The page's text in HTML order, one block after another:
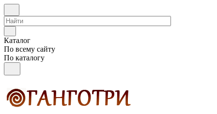
Каталог
По всему сайту
По каталогу